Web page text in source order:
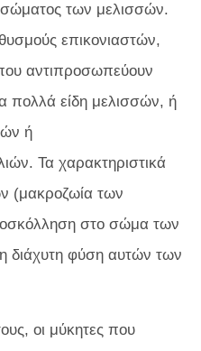
σώματος των μελισσών.
επικονιαστών,
αντιπροσωπεύουν
πολλά είδη μελισσών, ή
ή
Τα χαρακτηριστικά
(μακροζωία των
στο σώμα των
διάχυτη φύση αυτών των
οι μύκητες που